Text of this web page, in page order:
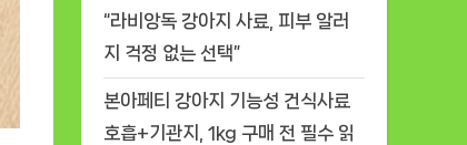
“라비앙독 강아지 사료, 피부 알러
지 걱정 없는 선택”
본아페티 강아지 기능성 건식사료
호흡+기관지, 1kg 구매 전 필수 읽